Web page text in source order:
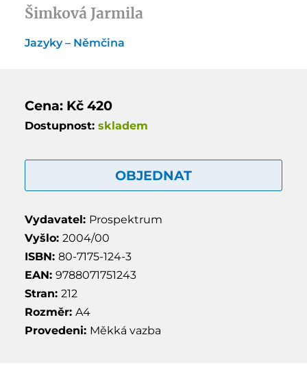
Šimková Jarmila
Jazyky – Němčina
Cena: Kč 420
Dostupnost: skladem
OBJEDNAT
Vydavatel: Prospektrum
Vyšlo: 2004/00
ISBN: 80-7175-124-3
EAN: 9788071751243
Stran: 212
Rozměr: A4
Provedeni: Měkká vazba